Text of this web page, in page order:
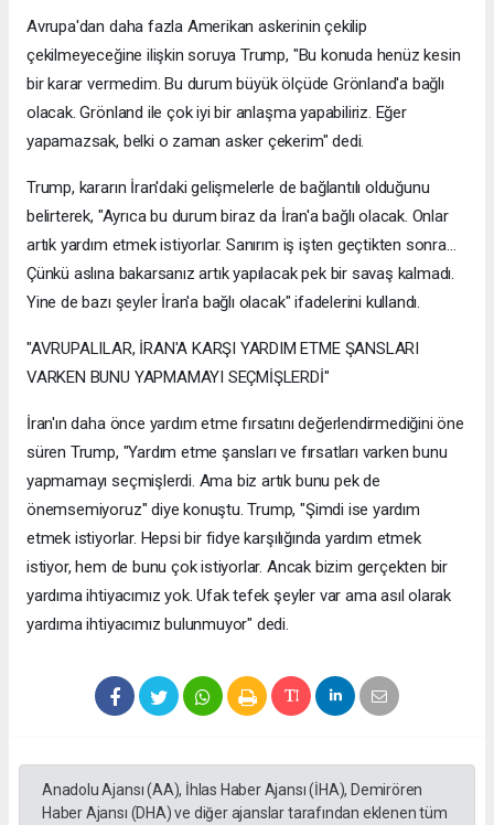
Avrupa'dan daha fazla Amerikan askerinin çekilip
çekilmeyeceğine ilişkin soruya Trump, "Bu konuda henüz kesin
bir karar vermedim. Bu durum büyük ölçüde Grönland'a bağlı
olacak. Grönland ile çok iyi bir anlaşma yapabiliriz. Eğer
yapamazsak, belki o zaman asker çekerim" dedi.
Trump, kararın İran'daki gelişmelerle de bağlantılı olduğunu
belirterek, "Ayrıca bu durum biraz da İran'a bağlı olacak. Onlar
artık yardım etmek istiyorlar. Sanırım iş işten geçtikten sonra...
Çünkü aslına bakarsanız artık yapılacak pek bir savaş kalmadı.
Yine de bazı şeyler İran'a bağlı olacak" ifadelerini kullandı.
"AVRUPALILAR, İRAN'A KARŞI YARDIM ETME ŞANSLARI
VARKEN BUNU YAPMAMAYI SEÇMİŞLERDİ"
İran'ın daha önce yardım etme fırsatını değerlendirmediğini öne
süren Trump, "Yardım etme şansları ve fırsatları varken bunu
yapmamayı seçmişlerdi. Ama biz artık bunu pek de
önemsemiyoruz" diye konuştu. Trump, "Şimdi ise yardım
etmek istiyorlar. Hepsi bir fidye karşılığında yardım etmek
istiyor, hem de bunu çok istiyorlar. Ancak bizim gerçekten bir
yardıma ihtiyacımız yok. Ufak tefek şeyler var ama asıl olarak
yardıma ihtiyacımız bulunmuyor" dedi.
Anadolu Ajansı (AA), İhlas Haber Ajansı (İHA), Demirören
Haber Ajansı (DHA) ve diğer ajanslar tarafından eklenen tüm